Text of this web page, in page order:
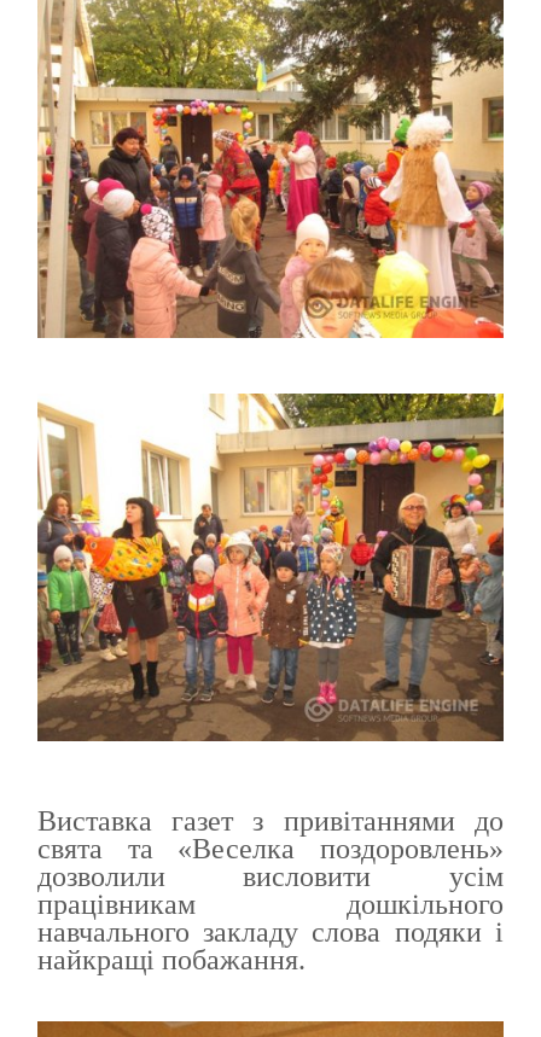
Виставка газет з привітаннями до
свята та «Веселка поздоровлень»
дозволили висловити усім
працівникам дошкільного
навчального закладу слова подяки і
найкращі побажання.